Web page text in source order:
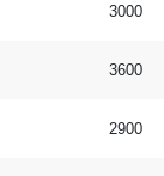
3000
3600
2900